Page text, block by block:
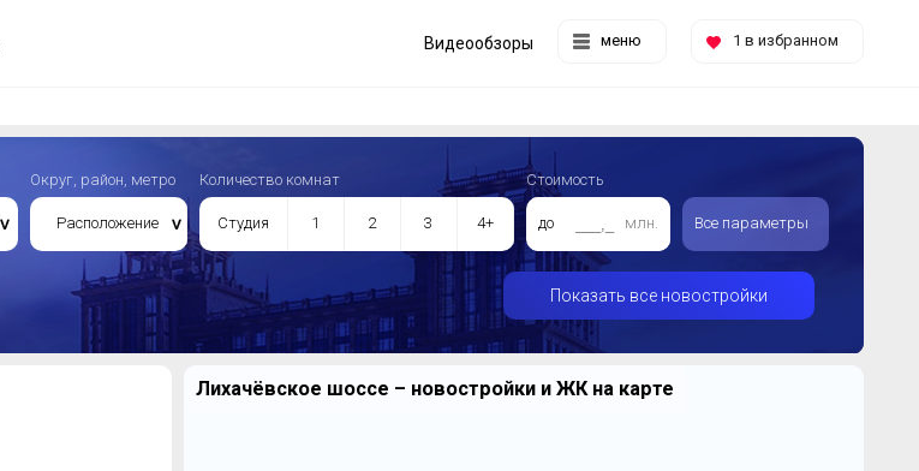
меню 1 в избранном
Видеообзоры
Округ, район, метро
Расположение
Количество комнат
Студия 1 2 3 4+
Стоимость
до млн. Все параметры
Показать все новостройки
Лихачёвское шоссе – новостройки и ЖК на карте